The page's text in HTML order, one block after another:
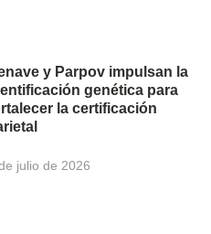
y Parpov impulsan la
genética para
la certificación
julio de 2026